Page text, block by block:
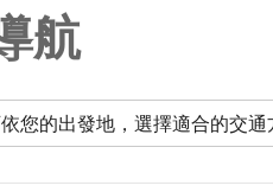
航
您的出發地，選擇適合的交通